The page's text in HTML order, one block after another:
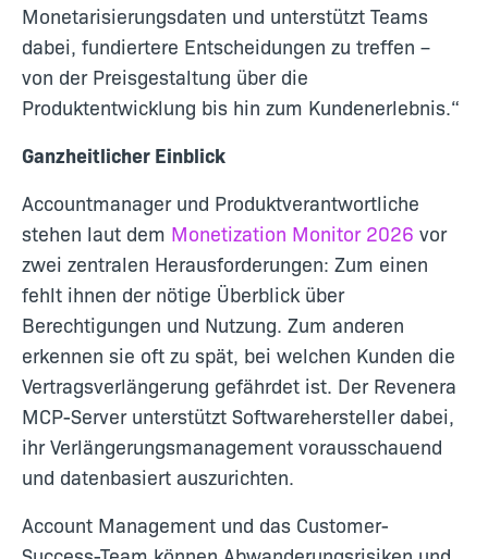
Monetarisierungsdaten und unterstützt Teams
dabei, fundiertere Entscheidungen zu treffen –
von der Preisgestaltung über die
Produktentwicklung bis hin zum Kundenerlebnis.“
Ganzheitlicher Einblick
Accountmanager und Produktverantwortliche
stehen laut dem Monetization Monitor 2026 vor
zwei zentralen Herausforderungen: Zum einen
fehlt ihnen der nötige Überblick über
Berechtigungen und Nutzung. Zum anderen
erkennen sie oft zu spät, bei welchen Kunden die
Vertragsverlängerung gefährdet ist. Der Revenera
MCP-Server unterstützt Softwarehersteller dabei,
ihr Verlängerungsmanagement vorausschauend
und datenbasiert auszurichten.
Account Management und das Customer-